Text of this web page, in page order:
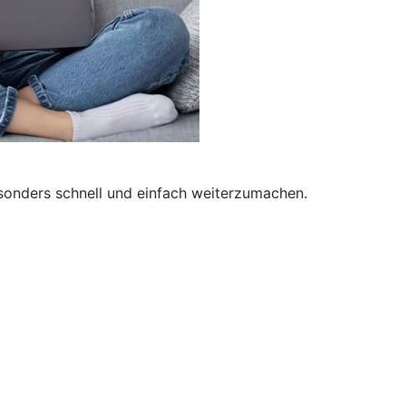
schnell und einfach weiterzumachen.